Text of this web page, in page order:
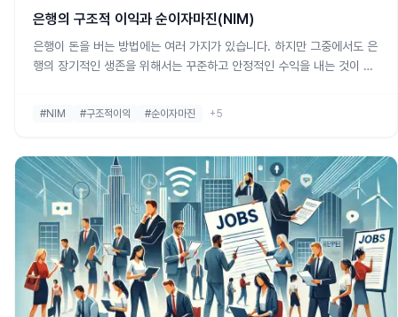
은행의 구조적 이익과 순이자마진(NIM)
은행이 돈을 버는 방법에는 여러 가지가 있습니다. 하지만 그중에서도 은
행의 장기적인 생존을 위해서는 꾸준하고 안정적인 수익을 내는 것이 매
#NIM #구조적이익 #순이자마진 +5